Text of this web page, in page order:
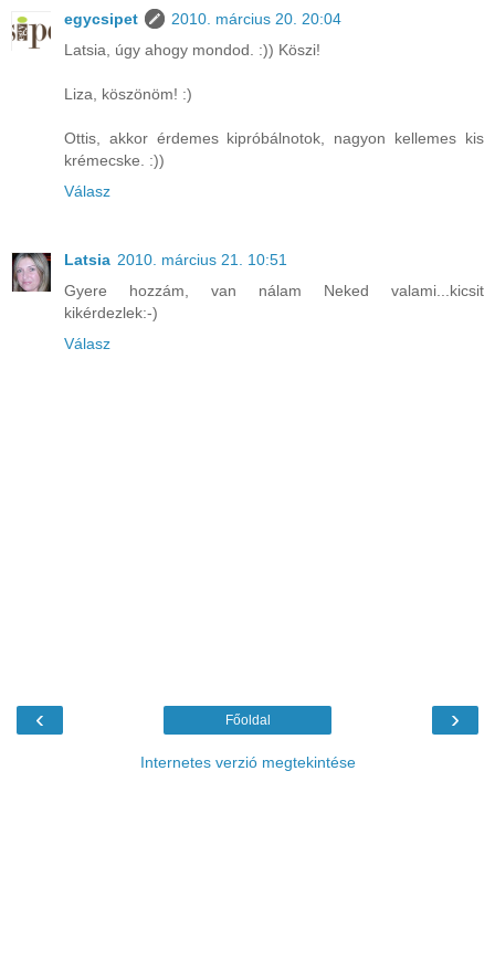
egycsipet
2010. március 20. 20:04
Latsia, úgy ahogy mondod. :)) Köszi!
Liza, köszönöm! :)
Ottis, akkor érdemes kipróbálnotok, nagyon kellemes kis
krémecske. :))
Válasz
Latsia 2010. március 21. 10:51
Gyere hozzám, van nálam Neked valami...kicsit
kikérdezlek:-)
Válasz
‹ ›
Főoldal
Internetes verzió megtekintése